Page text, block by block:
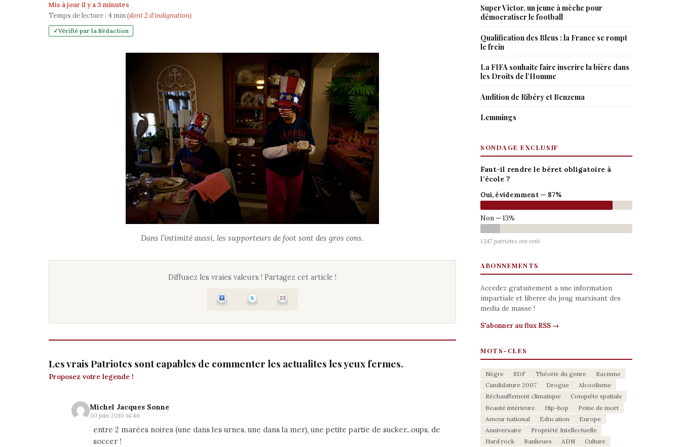
Mis à jour il y a 3 minutes
Temps de lecture : 4 min(dont 2 d'indignation)
Vérifié par la Rédaction
Dans l’intimité aussi, les supporteurs de foot sont des gros cons.
Diffusez les vraies valeurs ! Partagez cet article !
Les vrais Patriotes sont capables de commenter les actualites les yeux fermes.
Proposez votre legende !
Michel Jacques Sonne
30 juin 2010 14:46
entre 2 marées noires (une dans les urnes, une dans la mer), une petite partie de sucker...oups, de
soccer !
Super Victor, un jeune à mèche pour
démocratiser le football
Qualification des Bleus : la France se rompt
le frein
La FIFA souhaite faire inscrire la bière dans
les Droits de l’Homme
Audition de Ribéry et Benzema
Lemmings
SONDAGE EXCLUSIF
Faut-il rendre le béret obligatoire à
l’école ?
Oui, évidemment — 87%
Non — 13%
1 247 patriotes ont voté
ABONNEMENTS
Accedez gratuitement a une information
impartiale et liberee du joug marxisant des
media de masse !
S'abonner au flux RSS →
MOTS-CLES
Nègre SDF Théorie du genre
Racisme
Candidature 2007
Drogue
Alcoolisme
Réchauffement climatique
Conquête spatiale
Beauté intérieure
Hip-hop
Peine de mort
Amour national
Education
Europe
Anniversaire
Propriété Intellectuelle
Hard rock
Banlieues ADN
Culture